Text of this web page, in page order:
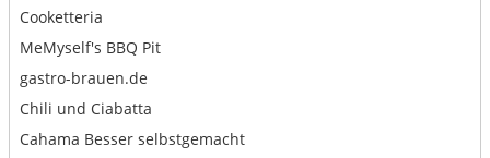
Cooketteria
MeMyself's BBQ Pit
gastro-brauen.de
Chili und Ciabatta
Cahama Besser selbstgemacht